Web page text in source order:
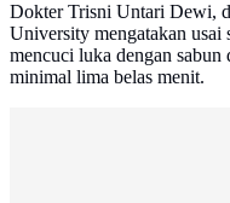
Dokter Trisni Untari Dewi,
University mengatakan usai
mencuci luka dengan sabun
minimal lima belas menit.